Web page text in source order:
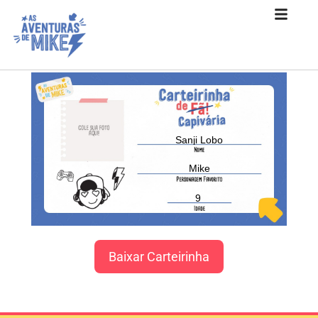
Sanji Lobo
Mike
9
Baixar Carteirinha